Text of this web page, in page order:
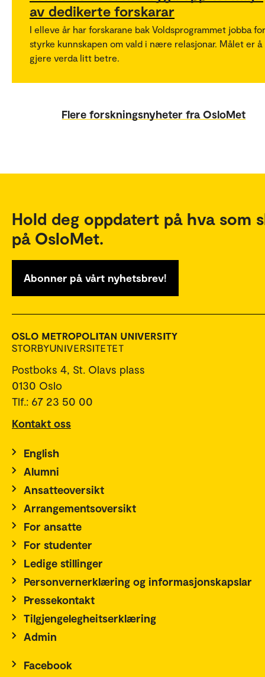
av dedikerte forskarar
I elleve år har forskarane bak Voldsprogrammet jobba
styrke kunnskapen om vald i nære relasjonar. Målet er å
gjere verda litt betre.
Flere forskningsnyheter fra OsloMet
Hold deg oppdatert på hva som
på OsloMet.
Abonner på vårt nyhetsbrev!
Postboks 4, St. Olavs plass
0130 Oslo
Tlf.: 67 23 50 00
Kontakt oss
English
Alumni
Ansatteoversikt
Arrangementsoversikt
For ansatte
For studenter
Ledige stillinger
Personvernerklæring og informasjonskapslar
Pressekontakt
Tilgjengelegheitserklæring
Admin
Facebook